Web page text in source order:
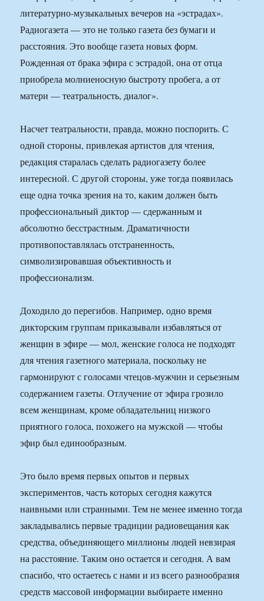
литературно-музыкальных вечеров на «эстрадах».
Радиогазета — это не только газета без бумаги и
расстояния. Это вообще газета новых форм.
Рожденная от брака эфира с эстрадой, она от отца
приобрела молниеносную быстроту пробега, а от
матери — театральность, диалог».
Насчет театральности, правда, можно поспорить. С
одной стороны, привлекая артистов для чтения,
редакция старалась сделать радиогазету более
интересной. С другой стороны, уже тогда появилась
еще одна точка зрения на то, каким должен быть
профессиональный диктор — сдержанным и
абсолютно бесстрастным. Драматичности
противопоставлялась отстраненность,
символизировавшая объективность и
профессионализм.
Доходило до перегибов. Например, одно время
дикторским группам приказывали избавляться от
женщин в эфире — мол, женские голоса не подходят
для чтения газетного материала, поскольку не
гармонируют с голосами чтецов-мужчин и серьезным
содержанием газеты. Отлучение от эфира грозило
всем женщинам, кроме обладательниц низкого
приятного голоса, похожего на мужской — чтобы
эфир был единообразным.
Это было время первых опытов и первых
экспериментов, часть которых сегодня кажутся
наивными или странными. Тем не менее именно тогда
закладывались первые традиции радиовещания как
средства, объединяющего миллионы людей невзирая
на расстояние. Таким оно остается и сегодня. А вам
спасибо, что остаетесь с нами и из всего разнообразия
средств массовой информации выбираете именно